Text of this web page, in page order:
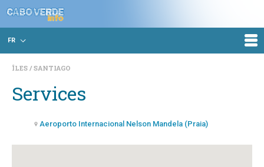
FR
ÎLES SANTIAGO
Services
Aeroporto Internacional Nelson Mandela (Praia)